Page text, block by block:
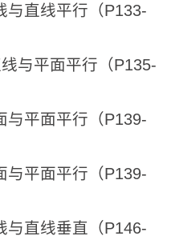
直线平行（P133-
与平面平行（P135-
平面平行（P139-
平面平行（P139-
直线垂直（P146-